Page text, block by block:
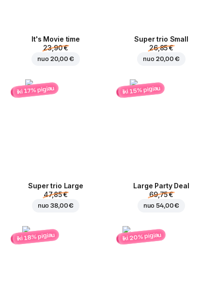
It's Movie time
23,90 €
nuo 20,00 €
Super trio Small
26,85 €
nuo 20,00 €
iki 17% pigiau
Super trio Large
47,85 €
nuo38,00 €
iki 15% pigiau
Large Party Deal
69,75 €
nuo54,00 €
iki 18% pigiau iki 20% pigiau